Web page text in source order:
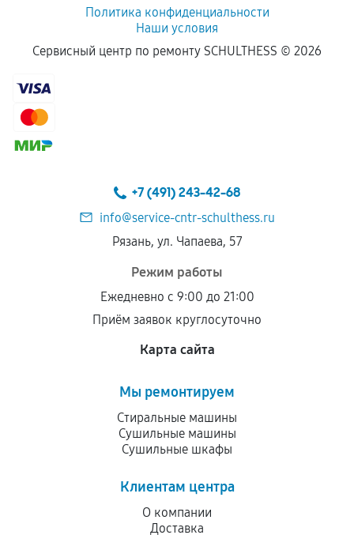
Политика конфиденциальности
Наши условия
Сервисный центр по ремонту SCHULTHESS © 2026
+7 (491) 243-42-68
info@service-cntr-schulthess.ru
Рязань, ул. Чапаева, 57
Режим работы
Ежедневно с 9:00 до 21:00
Приём заявок круглосуточно
Карта сайта
Мы ремонтируем
Стиральные машины
Сушильные машины
Сушильные шкафы
Клиентам центра
О компании
Доставка